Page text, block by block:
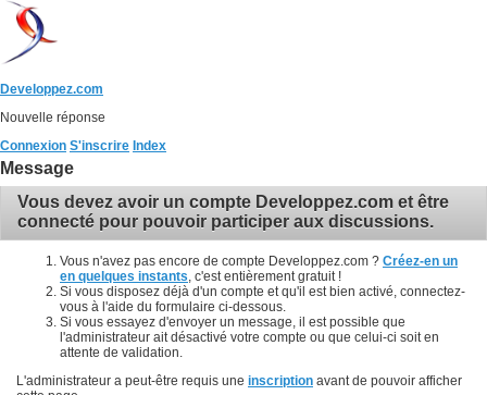
Developpez.com
Nouvelle réponse
Connexion S'inscrire Index
Message
Vous devez avoir un compte Developpez.com et être
connecté pour pouvoir participer aux discussions.
Vous n'avez pas encore de compte Developpez.com ? Créez-en un
en quelques instants , c'est entièrement gratuit !
Si vous disposez déjà d'un compte et qu'il est bien activé, connectez-
vous à l'aide du formulaire ci-dessous.
Si vous essayez d'envoyer un message, il est possible que
l'administrateur ait désactivé votre compte ou que celui-ci soit en
attente de validation.
L'administrateur a peut-être requis une inscription avant de pouvoir afficher